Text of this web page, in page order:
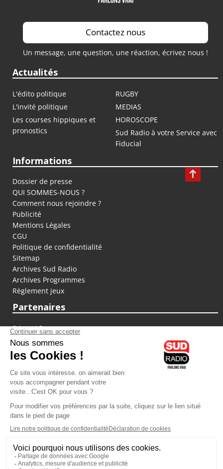
Contactez nous
Un message, une question, une réaction, écrivez nous !
Actualités
L'édito politique
RUGBY
L'invité politique
MEDIAS
Les courses hippiques et
pronostics
HOROSCOPE
Sud Radio à votre Service avec
Fiducial
Informations
Dossier de presse
QUI SOMMES-NOUS ?
Comment nous rejoindre ?
Publicité
Mentions Légales
CGU
Politique de confidentialité
Sitemap
Archives Sud Radio
Archives Programmes
Règlement jeux
Partenaires
fiducial.fr
lyoncapitale.fr
olympique-et-lyonnais.com
L'application Iphone / Android
Téléchargez l'application
Les cookies
Gestion des cookies